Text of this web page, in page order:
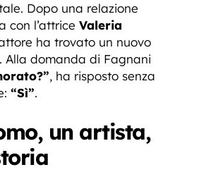
Dopo una relazione
con l’attrice Valeria
ha trovato un nuovo
Alla domanda di Fagnani
, ha risposto senza
“Sì”.
un artista,